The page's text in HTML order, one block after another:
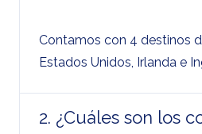
Contamos con 4 destinos
Estados Unidos, Irlanda e
2. ¿Cuáles son los